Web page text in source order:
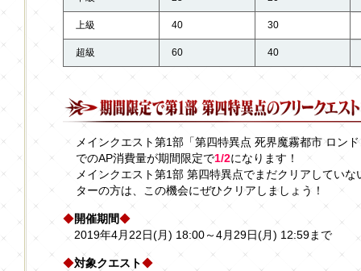
上級 40 30
超級 60 40
メインクエスト第1部「第四特異点 死界魔霧都市 ロン
でのAP消費量が期間限定で1/2になります！
メインクエスト第1部 第四特異点でまだクリアしてい
ターの方は、この機会にぜひクリアしましょう！
◆開催期間◆
2019年4月22日(月) 18:00～4月29日(月) 12:59まで
◆対象クエスト◆